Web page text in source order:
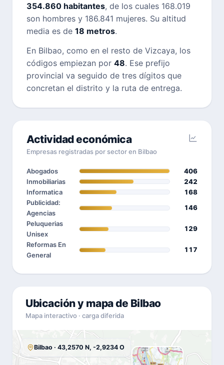
354.860 habitantes, de los cuales 168.019
son hombres y 186.841 mujeres. Su altitud
media es de 18 metros.
En Bilbao, como en el resto de Vizcaya, los
códigos empiezan por 48. Ese prefijo
provincial va seguido de tres dígitos que
concretan el distrito y la ruta de entrega.
Actividad económica
Empresas registradas por sector en Bilbao
Abogados
406
Inmobiliarias
242
Informatica
168
Publicidad:
Agencias
146
Peluquerias
Unisex
129
Reformas En
General
117
Ubicación y mapa de Bilbao
Mapa interactivo · carga diferida
Bilbao · 43,2570 N, -2,9234 O